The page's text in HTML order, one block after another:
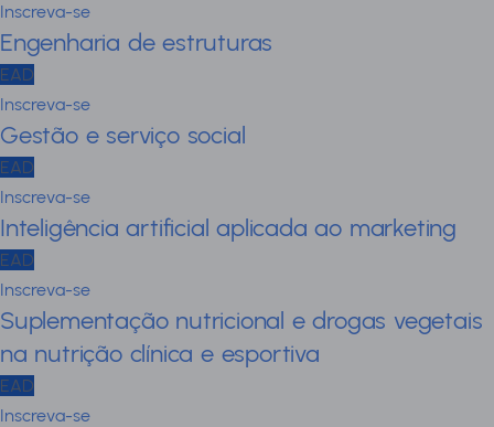
Inscreva-se
Engenharia de estruturas
EAD
Inscreva-se
Gestão e serviço social
EAD
Inscreva-se
Inteligência artificial aplicada ao marketing
EAD
Inscreva-se
Suplementação nutricional e drogas vegetais
na nutrição clínica e esportiva
EAD
Inscreva-se